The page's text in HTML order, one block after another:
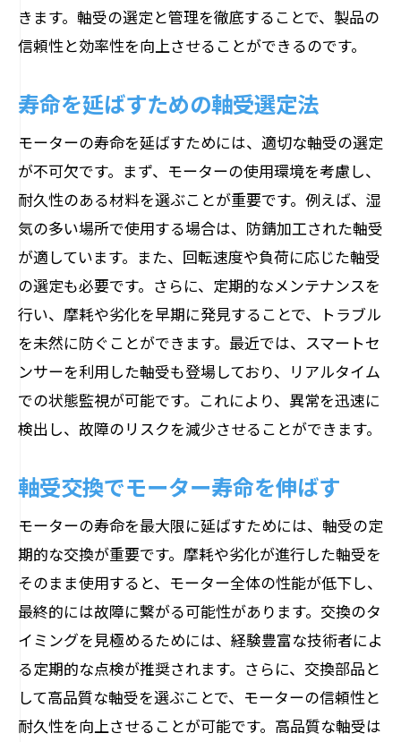
きます。軸受の選定と管理を徹底することで、製品の
信頼性と効率性を向上させることができるのです。
寿命を延ばすための軸受選定法
モーターの寿命を延ばすためには、適切な軸受の選定
が不可欠です。まず、モーターの使用環境を考慮し、
耐久性のある材料を選ぶことが重要です。例えば、湿
気の多い場所で使用する場合は、防錆加工された軸受
が適しています。また、回転速度や負荷に応じた軸受
の選定も必要です。さらに、定期的なメンテナンスを
行い、摩耗や劣化を早期に発見することで、トラブル
を未然に防ぐことができます。最近では、スマートセ
ンサーを利用した軸受も登場しており、リアルタイム
での状態監視が可能です。これにより、異常を迅速に
検出し、故障のリスクを減少させることができます。
軸受交換でモーター寿命を伸ばす
モーターの寿命を最大限に延ばすためには、軸受の定
期的な交換が重要です。摩耗や劣化が進行した軸受を
そのまま使用すると、モーター全体の性能が低下し、
最終的には故障に繋がる可能性があります。交換のタ
イミングを見極めるためには、経験豊富な技術者によ
る定期的な点検が推奨されます。さらに、交換部品と
して高品質な軸受を選ぶことで、モーターの信頼性と
耐久性を向上させることが可能です。高品質な軸受は